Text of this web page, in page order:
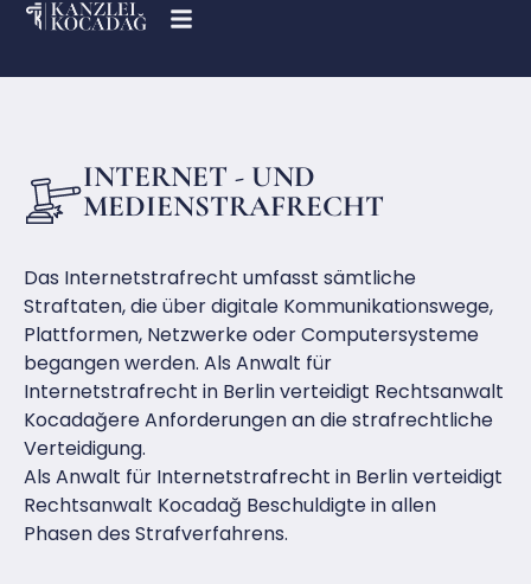
INTERNET - UND
MEDIENSTRAFRECHT
Das Internetstrafrecht umfasst sämtliche
Straftaten, die über digitale Kommunikationswege,
Plattformen, Netzwerke oder Computersysteme
begangen werden. Als Anwalt für
Internetstrafrecht in Berlin verteidigt Rechtsanwalt
Kocadağere Anforderungen an die strafrechtliche
Verteidigung.
Als Anwalt für Internetstrafrecht in Berlin verteidigt
Rechtsanwalt Kocadağ Beschuldigte in allen
Phasen des Strafverfahrens.